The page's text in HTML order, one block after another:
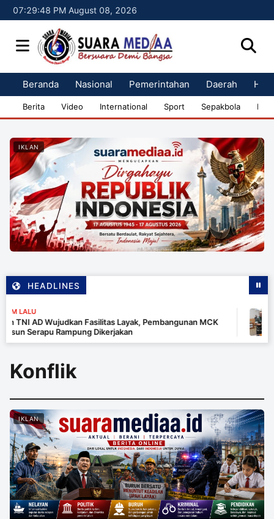
07:29:50 PM August 08, 2026
Beranda Nasional Pemerintahan Daerah
Berita Video International Sport Sepakbola
IKLAN
HEADLINES
Fasilitas Layak, Pembangunan MCK
Dikerjakan
21 JAM LALU
Tim Wasev
Merauke –
Konflik
IKLAN